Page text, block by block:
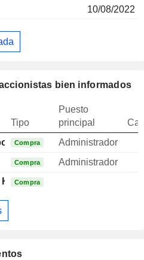
10/08/2022
bien informados
Tipo
Puesto
principal
Compra
Administrador
Compra
Administrador
Howitt
Compra